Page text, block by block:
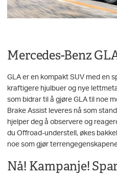
Mercedes-Benz
GLA er en kompakt SUV med en
kraftigere hjulbuer og nye
som bidrar til å gjøre GLA til noe
Brake Assist leveres nå som
hjelper deg å observere og
du Offroad-understell, økes
noe som gjør
Nå! Kampanje!